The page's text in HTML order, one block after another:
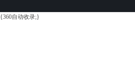
{360自动收录;}